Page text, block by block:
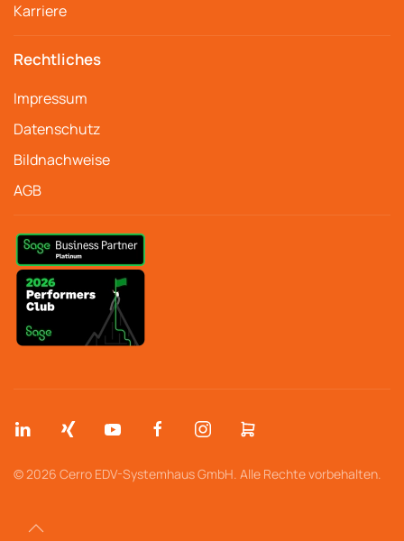
Karriere
Rechtliches
Impressum
Datenschutz
Bildnachweise
AGB
© 2026 Cerro EDV-Systemhaus GmbH. Alle Rechte vorbehalten.